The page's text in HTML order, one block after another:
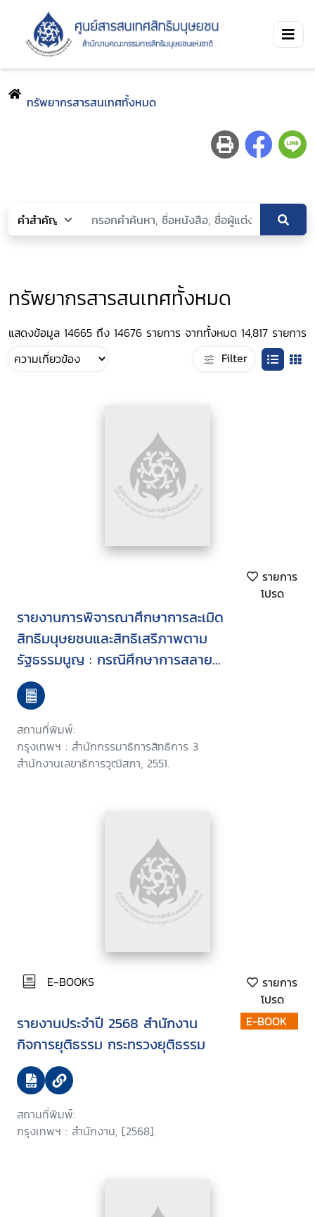
ทรัพยากรสารสนเทศทั้งหมด
ทรัพยากรสารสนเทศทั้งหมด
แสดงข้อมูล 14665 ถึง 14676 รายการ จากทั้งหมด 14,817 รายการ
Filter
รายการ
โปรด
รายงานการพิจารณาศึกษาการละเมิด
สิทธิมนุษยชนและสิทธิเสรีภาพตาม
รัฐธรรมนูญ : กรณีศึกษาการสลาย
การชุมนุมทางการเมือง วันที่ 7
ตุลาคม 2551
สถานที่พิมพ์:
กรุงเทพฯ : สำนักกรรมาธิการสิทธิการ 3
สำนักงานเลขาธิการวุฒิสภา, 2551.
E-BOOKS
รายการ
โปรด
รายงานประจำปี 2568 สำนักงาน
กิจการยุติธรรม กระทรวงยุติธรรม
สถานที่พิมพ์:
กรุงเทพฯ : สำนักงาน, [2568].
E-BOOK